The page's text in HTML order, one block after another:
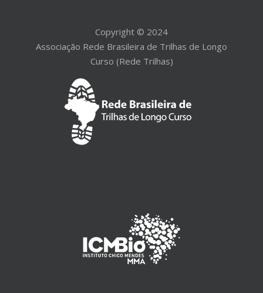
Copyright © 2024
Associação Rede Brasileira de Trilhas de Longo
Curso (Rede Trilhas)